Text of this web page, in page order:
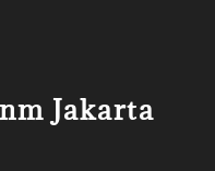
Jakarta